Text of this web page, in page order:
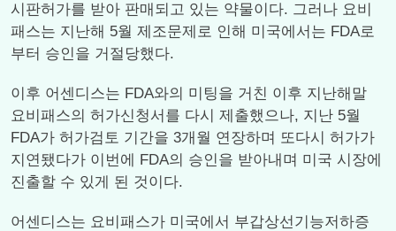
시판허가를 받아 판매되고 있는 약물이다. 그러나 요비
패스는 지난해 5월 제조문제로 인해 미국에서는 FDA로
부터 승인을 거절당했다.
이후 어센디스는 FDA와의 미팅을 거친 이후 지난해말
요비패스의 허가신청서를 다시 제출했으나, 지난 5월
FDA가 허가검토 기간을 3개월 연장하며 또다시 허가가
지연됐다가 이번에 FDA의 승인을 받아내며 미국 시장에
진출할 수 있게 된 것이다.
어센디스는 요비패스가 미국에서 부갑상선기능저하증